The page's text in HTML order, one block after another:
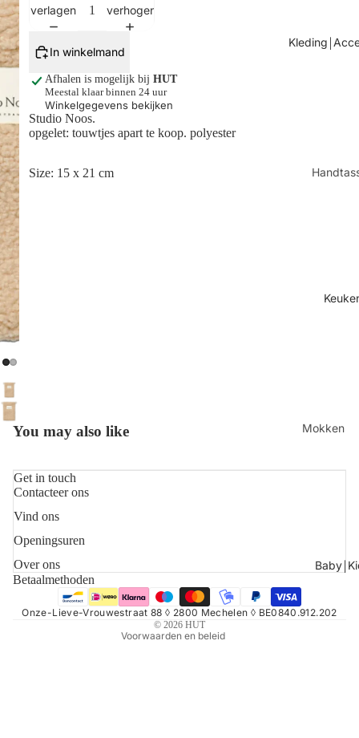
Tafels
Kleding￨
Shop
Mokken
Baby￨
verlagen
verhogen
In winkelmand
Afhalen is mogelijk bij HUT
Meestal klaar binnen 24 uur
Winkelgegevens bekijken
Studio Noos.
opgelet: touwtjes apart te koop. polyester
Size: 15 x 21 cm
You may also like
Get in touch
Contacteer ons
Vind ons
Openingsuren
Over ons
Betaalmethoden
Onze-Lieve-Vrouwestraat 88 ◊ 2800 Mechelen ◊ BE0840.912.202
© 2026 HUT
Voorwaarden en beleid
Privacybeleid
Verzendbeleid
Contactgegevens